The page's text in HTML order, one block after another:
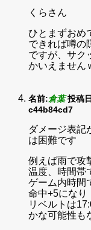
くらさん
ひとまずおめ
できれば噂の
ですが、サク
かいえません
名前:倉葉 投稿
c44b84cd7
ダメージ表記
は困難です
例えば雨で攻
温度、時間帯
ゲーム内時間
命中+5になり
リベルトは
かな可能性も